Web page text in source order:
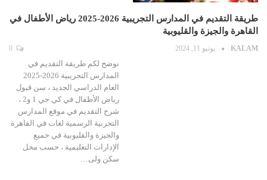
طريقة التقديم في المدارس التجريبية 2026-2025 رياض الأطفال في
القاهرة والجيزة والقليوبية
KALAM يونيو 11, 2024
نوضح لكم طريقة التقديم في
المدارس التجريبية 2026-2025
العام الدراسي الجديد ، سن قبول
رياض الأطفال في كي جي 1 و2 ،
شرح التقديم في موقع المدارس
التجربية الرسمية لغات في القاهرة
والجيزة والقليوبية في جميع
الإدارات التعليمية ، حسب محل
سكن ولى…